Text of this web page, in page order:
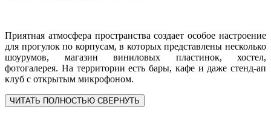
Приятная атмосфера пространства создает особое настроение
для прогулок по корпусам, в которых представлены несколько
шоурумов, магазин виниловых пластинок, хостел,
фотогалерея. На территории есть бары, кафе и даже стенд-ап
клуб с открытым микрофоном.
ЧИТАТЬ ПОЛНОСТЬЮ СВЕРНУТЬ